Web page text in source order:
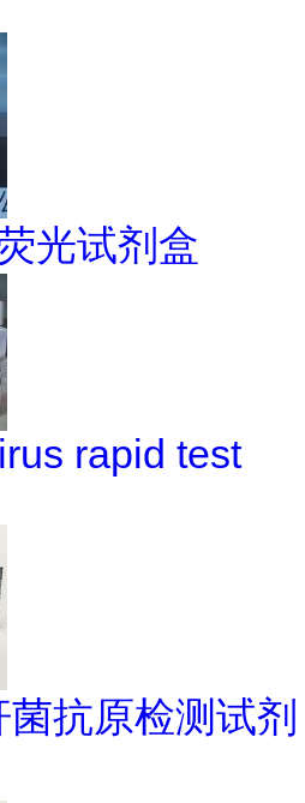
光试剂盒
rapid test
抗原检测试剂